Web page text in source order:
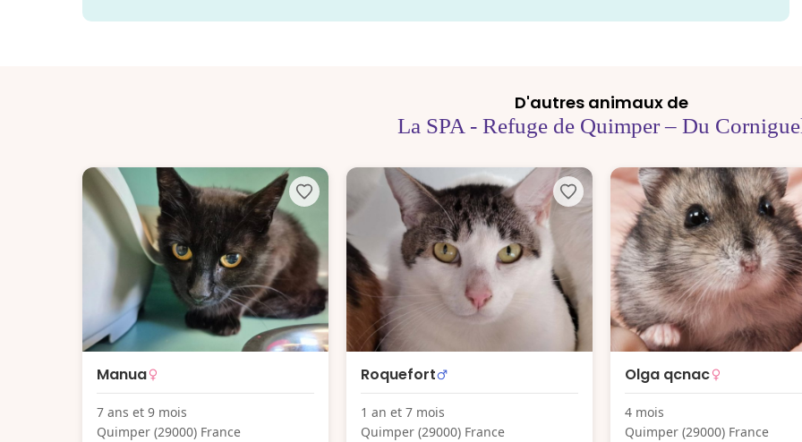
D'autres animaux de
La SPA - Refuge de Quimper – Du
Manua
7 ans et 9 mois
Quimper (29000) France
Roquefort
1 an et 7 mois
Quimper (29000) France
Olga qcnac
4 mois
Quimper (29000) France